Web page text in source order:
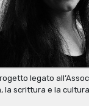
legato
la scrittura e la